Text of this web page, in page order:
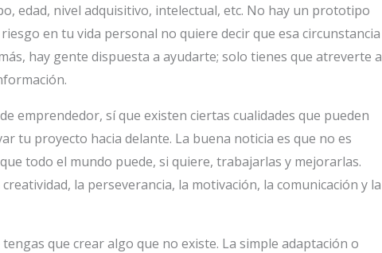
edad, nivel adquisitivo, intelectual, etc. No hay un prototipo
en tu vida personal no quiere decir que esa circunstancia
hay gente dispuesta a ayudarte; solo tienes que atreverte a
emprendedor, sí que existen ciertas cualidades que pueden
tu proyecto hacia delante. La buena noticia es que no es
todo el mundo puede, si quiere, trabajarlas y mejorarlas.
la perseverancia, la motivación, la comunicación y la
que crear algo que no existe. La simple adaptación o